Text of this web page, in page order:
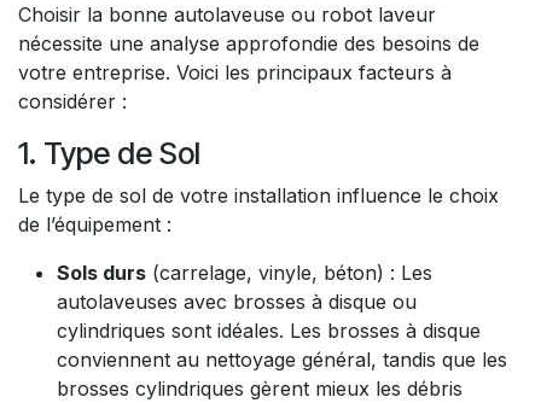
Choisir la bonne autolaveuse ou robot laveur
nécessite une analyse approfondie des besoins de
votre entreprise. Voici les principaux facteurs à
considérer :
1. Type de Sol
Le type de sol de votre installation influence le choix
de l’équipement :
Sols durs (carrelage, vinyle, béton) : Les
autolaveuses avec brosses à disque ou
cylindriques sont idéales. Les brosses à disque
conviennent au nettoyage général, tandis que les
brosses cylindriques gèrent mieux les débris